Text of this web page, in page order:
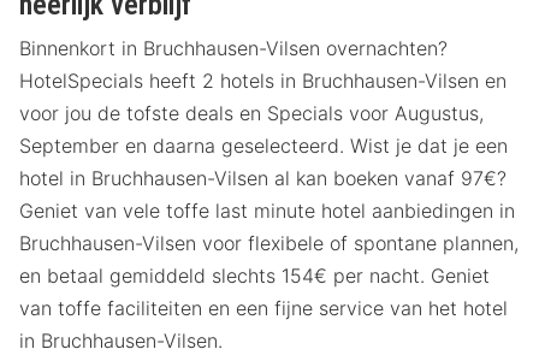
Binnenkort in Bruchhausen-Vilsen overnachten?
HotelSpecials heeft 2 hotels in Bruchhausen-Vilsen en
voor jou de tofste deals en Specials voor Augustus,
September en daarna geselecteerd. Wist je dat je een
hotel in Bruchhausen-Vilsen al kan boeken vanaf 97€?
Geniet van vele toffe last minute hotel aanbiedingen in
Bruchhausen-Vilsen voor flexibele of spontane plannen,
en betaal gemiddeld slechts 154€ per nacht. Geniet
van toffe faciliteiten en een fijne service van het hotel
in Bruchhausen-Vilsen.